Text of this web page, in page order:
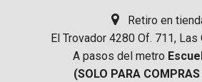
Retiro en
El Trovador 4280 Of. 711, Las
A pasos del metro
(SOLO PARA